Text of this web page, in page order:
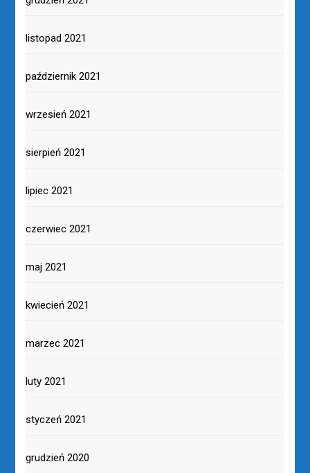
listopad 2021
październik 2021
wrzesień 2021
sierpień 2021
lipiec 2021
czerwiec 2021
maj 2021
kwiecień 2021
marzec 2021
luty 2021
styczeń 2021
grudzień 2020